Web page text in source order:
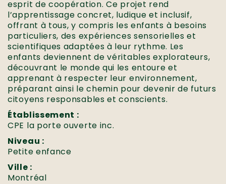
esprit de coopération. Ce projet rend
l’apprentissage concret, ludique et inclusif,
offrant à tous, y compris les enfants à besoins
particuliers, des expériences sensorielles et
scientifiques adaptées à leur rythme. Les
enfants deviennent de véritables explorateurs,
découvrant le monde qui les entoure et
apprenant à respecter leur environnement,
préparant ainsi le chemin pour devenir de futurs
citoyens responsables et conscients.
Établissement :
CPE la porte ouverte inc.
Niveau :
Petite enfance
Ville :
Montréal